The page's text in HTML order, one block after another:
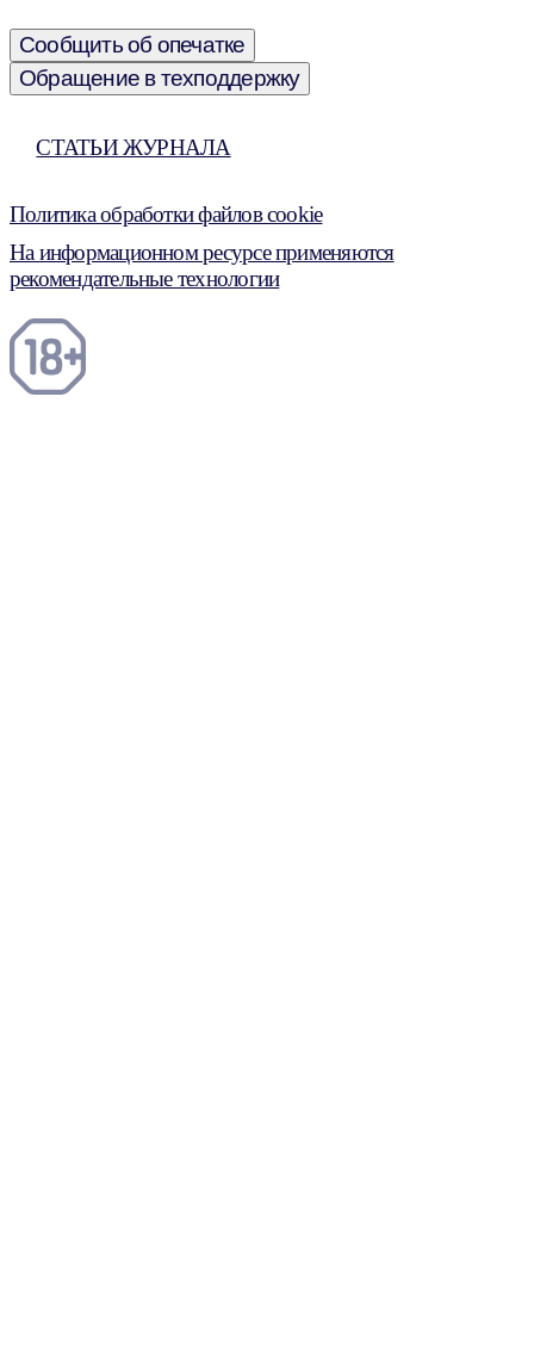
Сообщить об опечатке
Обращение в техподдержку
СТАТЬИ ЖУРНАЛА
Политика обработки файлов cookie
На информационном ресурсе применяются
рекомендательные технологии